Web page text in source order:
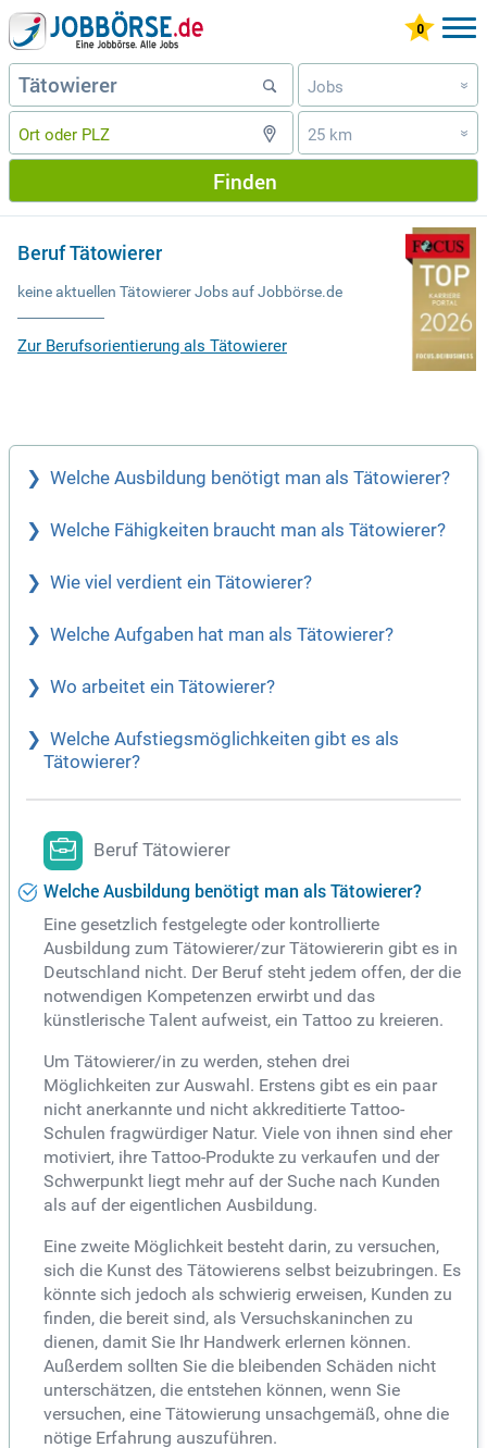
Jobs »
25 km »
Finden
Beruf Tätowierer
keine aktuellen Tätowierer Jobs auf Jobbörse.de
Zur Berufsorientierung als Tätowierer
Welche Ausbildung benötigt man als Tätowierer?
Welche Fähigkeiten braucht man als Tätowierer?
Wie viel verdient ein Tätowierer?
Welche Aufgaben hat man als Tätowierer?
Wo arbeitet ein Tätowierer?
Welche Aufstiegsmöglichkeiten gibt es als
Tätowierer?
Beruf Tätowierer
Welche Ausbildung benötigt man als Tätowierer?
Eine gesetzlich festgelegte oder kontrollierte
Ausbildung zum Tätowierer/zur Tätowiererin gibt es in
Deutschland nicht. Der Beruf steht jedem offen, der die
notwendigen Kompetenzen erwirbt und das
künstlerische Talent aufweist, ein Tattoo zu kreieren.
Um Tätowierer/in zu werden, stehen drei
Möglichkeiten zur Auswahl. Erstens gibt es ein paar
nicht anerkannte und nicht akkreditierte Tattoo-
Schulen fragwürdiger Natur. Viele von ihnen sind eher
motiviert, ihre Tattoo-Produkte zu verkaufen und der
Schwerpunkt liegt mehr auf der Suche nach Kunden
als auf der eigentlichen Ausbildung.
Eine zweite Möglichkeit besteht darin, zu versuchen,
sich die Kunst des Tätowierens selbst beizubringen. Es
könnte sich jedoch als schwierig erweisen, Kunden zu
finden, die bereit sind, als Versuchskaninchen zu
dienen, damit Sie Ihr Handwerk erlernen können.
Außerdem sollten Sie die bleibenden Schäden nicht
unterschätzen, die entstehen können, wenn Sie
versuchen, eine Tätowierung unsachgemäß, ohne die
nötige Erfahrung auszuführen.